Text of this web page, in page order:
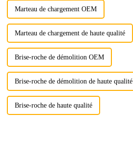
Marteau de chargement OEM
Marteau de chargement de haute qualité
Brise-roche de démolition OEM
Brise-roche de démolition de haute qualité
Brise-roche de haute qualité